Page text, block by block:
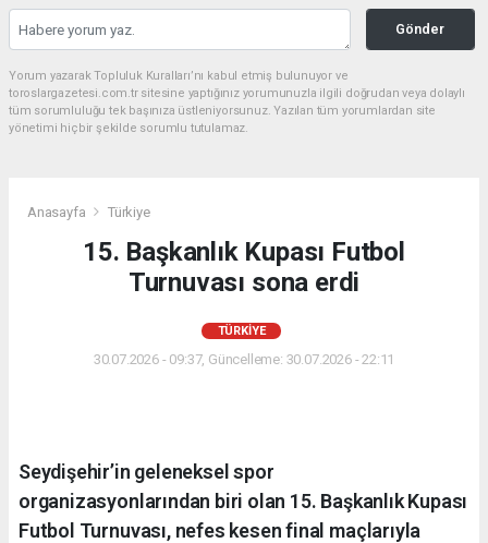
Gönder
Yorum yazarak Topluluk Kuralları’nı kabul etmiş bulunuyor ve
toroslargazetesi.com.tr sitesine yaptığınız yorumunuzla ilgili doğrudan veya dolaylı
tüm sorumluluğu tek başınıza üstleniyorsunuz. Yazılan tüm yorumlardan site
yönetimi hiçbir şekilde sorumlu tutulamaz.
Anasayfa Türkiye
15. Başkanlık Kupası Futbol
Turnuvası sona erdi
TÜRKIYE
30.07.2026 - 09:37, Güncelleme: 30.07.2026 - 22:11
Seydişehir’in geleneksel spor
organizasyonlarından biri olan 15. Başkanlık Kupası
Futbol Turnuvası, nefes kesen final maçlarıyla